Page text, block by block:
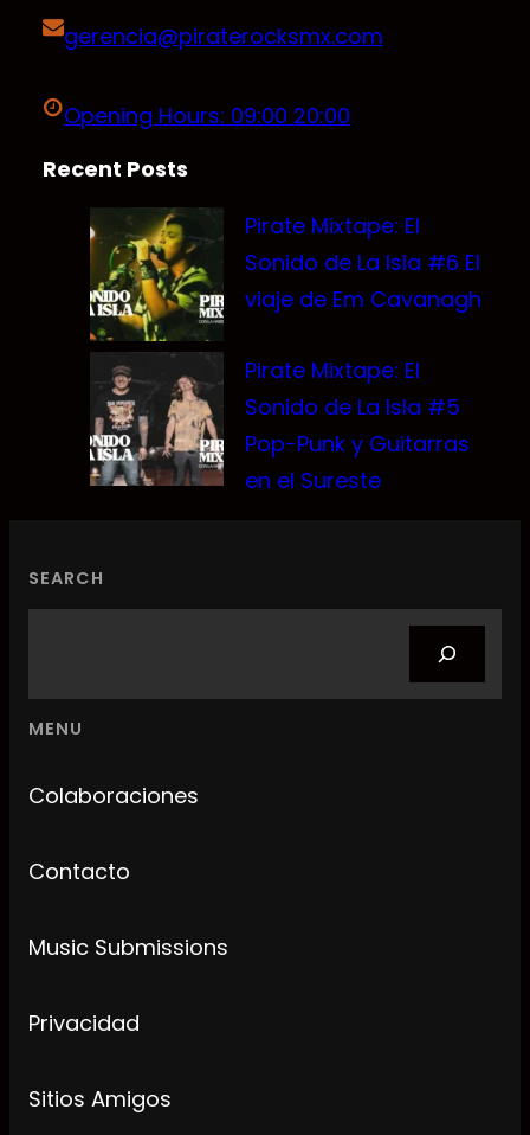
gerencia@piraterocksmx.com
Opening Hours: 09:00 20:00
Recent Posts
Pirate Mixtape: El
Sonido de La Isla #6 El
viaje de Em Cavanagh
Pirate Mixtape: El
Sonido de La Isla #5
Pop-Punk y Guitarras
en el Sureste
SEARCH
MENU
Colaboraciones
Contacto
Music Submissions
Privacidad
Sitios Amigos